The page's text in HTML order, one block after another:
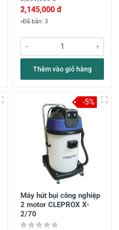
2,145,000 đ
Đã bán: 3
Thêm vào giỏ hàng
Máy hút bụi công nghiệp
2 motor CLEPROX X-
2/70
-5%